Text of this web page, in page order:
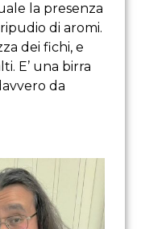
la presenza
di aromi.
dei fichi, e
E’ una birra
da